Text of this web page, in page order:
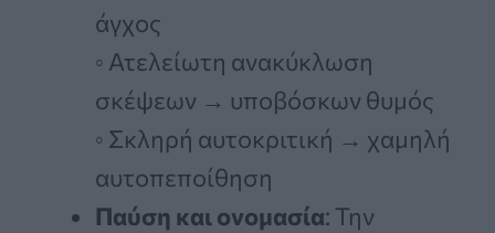
άγχος
◦ Ατελείωτη ανακύκλωση
σκέψεων → υποβόσκων θυμός
◦ Σκληρή αυτοκριτική → χαμηλή
αυτοπεποίθηση
Παύση και ονομασία: Την